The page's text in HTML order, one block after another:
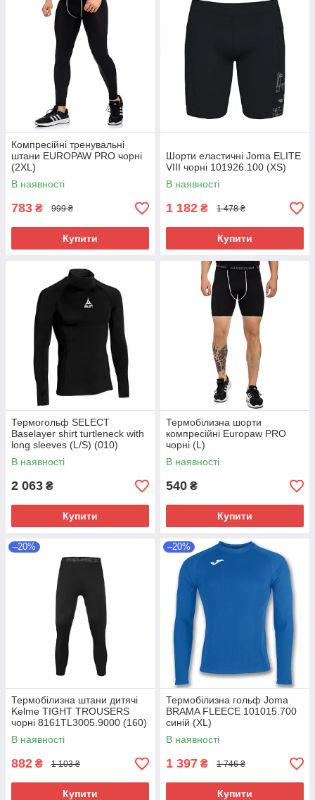
Компресійні тренувальні
штани EUROPAW PRO чорні
(2XL)
В наявності
783 ₴ 999 ₴
Купити
Шорти еластичні Joma ELITE
VIII чорні 101926.100 (XS)
В наявності
1 182 ₴ 1 478 ₴
Купити
Термогольф SELECT
Baselayer shirt turtleneck with
long sleeves (L/S) (010)
чорний (XL)
В наявності
2 063 ₴
Купити
Термобілизна шорти
компресійні Europaw PRO
чорні (L)
В наявності
540 ₴
Купити
–20%
Термобілизна штани дитячі
Kelme TIGHT TROUSERS
чорні 8161TL3005.9000 (160)
В наявності
882 ₴ 1 103 ₴
Купити
–20%
Термобілизна гольф Joma
BRAMA FLEECE 101015.700
синій (XL)
В наявності
1 397 ₴ 1 746 ₴
Купити